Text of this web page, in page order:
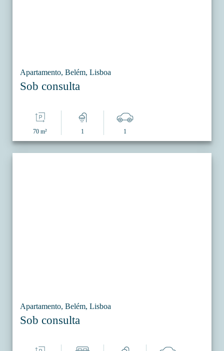
Apartamento, Belém, Lisboa
Sob consulta
70 m² 1 1
Apartamento, Belém, Lisboa
Sob consulta